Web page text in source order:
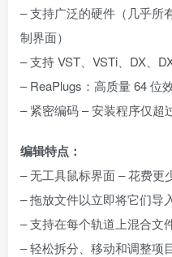
– 支持广泛的硬件（几乎所
制界面）
– 支持 VST、VSTi、DX、
– ReaPlugs：高质量 64 位
– 紧密编码 – 安装程序仅超
编辑特点：
– 无工具鼠标界面 – 花费更
– 拖放文件以立即将它们导
– 支持在每个轨道上混合文
– 轻松拆分、移动和调整项